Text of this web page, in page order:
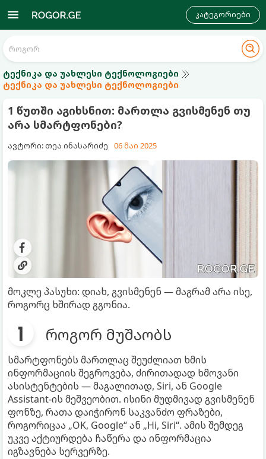
კატეგორიები
ტექნიკა და უახლესი ტექნოლოგიები
ტექნიკა და უახლესი ტექნოლოგიები
1 წუთში აგიხსნით: მართლა გვისმენენ თუ
არა სმარტფონები?
ავტორი: თეა ინასარიძე 06 მაი 2025
მოკლე პასუხი: დიახ, გვისმენენ — მაგრამ არა ისე,
როგორც ხშირად გგონია.
როგორ მუშაობს
სმარტფონებს მართლაც შეუძლიათ ხმის
ინფორმაციის შეგროვება, ძირითადად ხმოვანი
ასისტენტების — მაგალითად, Siri, ან Google
Assistant-ის მეშვეობით. ისინი მუდმივად გვისმენენ
ფონზე, რათა დაიჭირონ საკვანძო ფრაზები,
როგორიცაა „OK, Google“ ან „Hi, Siri“. ამის შემდეგ
უკვე აქტიურდება ჩაწერა და ინფორმაცია
იგზავნება სერვერზე.